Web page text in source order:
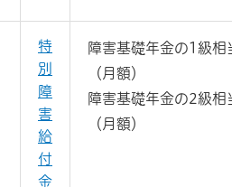
特
別
障
害
給
付
金
障害基礎年金の1級相
（月額）
障害基礎年金の2級相
（月額）